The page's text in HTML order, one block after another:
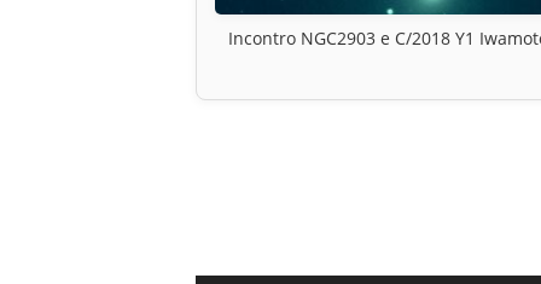
Incontro NGC2903 e C/2018 Y1